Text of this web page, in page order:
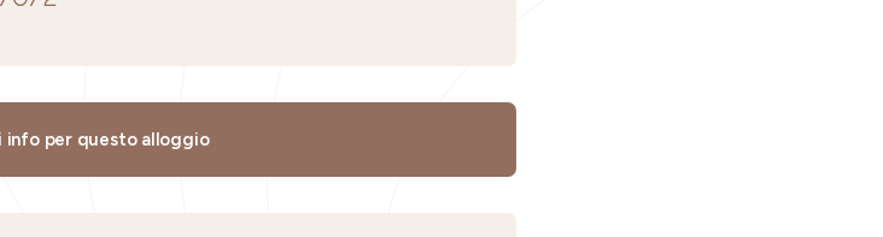
info per questo alloggio